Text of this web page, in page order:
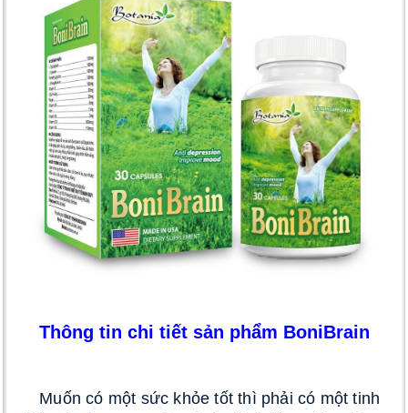
Thông tin chi tiết sản phẩm BoniBrain
Muốn có một sức khỏe tốt thì phải có một tinh